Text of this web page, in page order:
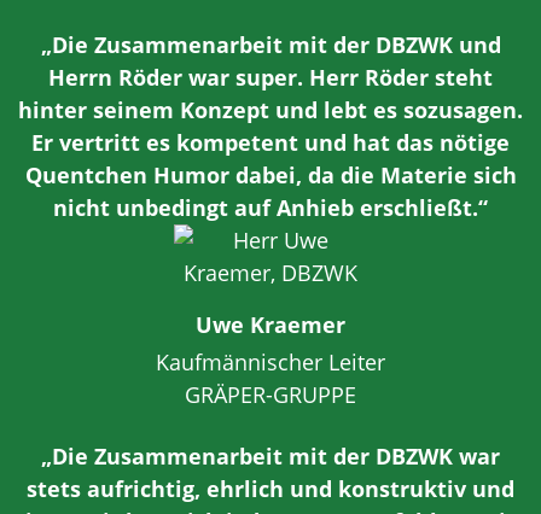
„Die Zusammenarbeit mit der DBZWK und
Herrn Röder war super. Herr Röder steht
hinter seinem Konzept und lebt es sozusagen.
Er vertritt es kompetent und hat das nötige
Quentchen Humor dabei, da die Materie sich
nicht unbedingt auf Anhieb erschließt.“
Uwe Kraemer
Kaufmännischer Leiter
GRÄPER-GRUPPE
„Die Zusammenarbeit mit der DBZWK war
stets aufrichtig, ehrlich und konstruktiv und